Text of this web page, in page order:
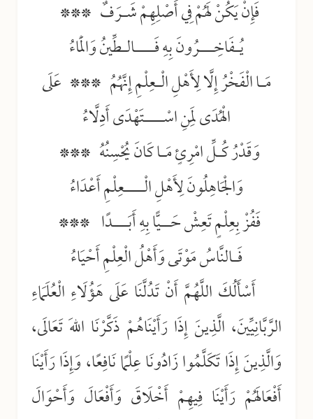
فَإِنْ يَكُنْ لَهُمْ فِي أَصْلِهِمْ شَـرَفٌ ***
يُـفَاخِـــرُونَ بِهِ فَــــالـطِّينُ وَالْمَاءُ
مَـا الْفَخْرُ إِلَّا لِأَهْلِ الْـعِلْمِ إِنَّهُمُ *** عَلَى
الْهُدَى لِمَنِ اسْــــتَهْدَى أَدِلَّاءُ
وَقَدْرُ كُـلِّ امْرِئٍ مَـا كَانَ يُحْسِنُهُ ***
وَالْجَاهِلُونَ لِأَهْلِ الْــــعِلْمِ أَعْدَاءُ
فَفُزْ بِعِلْمٍ تَعِشْ حَــيًّا بِهِ أَبَـــدًا ***
فَـالنَّاسُ مَوْتَى وَأَهْلُ الْعِلْمِ أَحْيَاءُ
أَسْأَلُكَ اللَّهُمَّ أَنْ تَدُلَّنَا عَلَى هَؤُلَاءِ الْعُلَمَاءِ
الرَّبَّانِيِّينَ، الَّذِينَ إِذَا رَأَيْنَاهُمْ ذَكَّرْنَا اللهَ تَعَالَى،
وَالَّذِينَ إِذَا تَكَلَّمُوا زَادُونَا عِلْمًا نَافِعًا، وَإِذَا رَأَيْنَا
أَفْعَالَهُمْ رَأَيْنَا فِيهِمْ أَخْلَاقَ وَأَفْعَالَ وَأَحْوَالَ